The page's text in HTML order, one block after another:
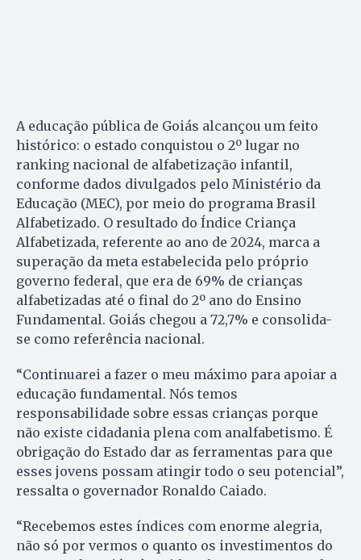
A educação pública de Goiás alcançou um feito
histórico: o estado conquistou o 2º lugar no
ranking nacional de alfabetização infantil,
conforme dados divulgados pelo Ministério da
Educação (MEC), por meio do programa Brasil
Alfabetizado. O resultado do Índice Criança
Alfabetizada, referente ao ano de 2024, marca a
superação da meta estabelecida pelo próprio
governo federal, que era de 69% de crianças
alfabetizadas até o final do 2º ano do Ensino
Fundamental. Goiás chegou a 72,7% e consolida-
se como referência nacional.
“Continuarei a fazer o meu máximo para apoiar a
educação fundamental. Nós temos
responsabilidade sobre essas crianças porque
não existe cidadania plena com analfabetismo. É
obrigação do Estado dar as ferramentas para que
esses jovens possam atingir todo o seu potencial”,
ressalta o governador Ronaldo Caiado.
“Recebemos estes índices com enorme alegria,
não só por vermos o quanto os investimentos do